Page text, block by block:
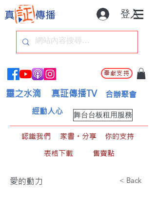
登入
奉獻支持
靈之水滴 真証傳播TV 合辦聚會
舞台台板租用服務
經動人心
認識我們 家書。分享
你的支持
表格下載
售賣點
愛的動力 < Back